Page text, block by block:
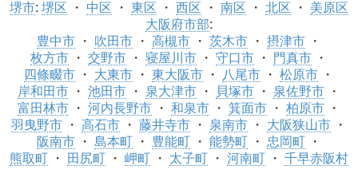
堺市: 堺区 中区 東区 西区 南区 北区
美原区
大阪府市部:
豊中市
吹田市 高槻市 茨木市
摂津市
枚方市
交野市 寝屋川市 守口市
門真市
四條畷市
大東市 東大阪市 八尾市
松原市
岸和田市
池田市 泉大津市 貝塚市
泉佐野市
富田林市
河内長野市 和泉市 箕面市
柏原市
羽曳野市
高石市 藤井寺市 泉南市
大阪狭山市
阪南市
島本町 豊能町 能勢町
忠岡町
熊取町
田尻町 岬町 太子町 河南町 千早赤阪村